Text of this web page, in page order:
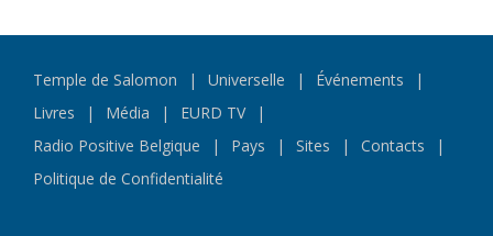
Temple de Salomon Universelle
Événements
Livres
Média
EURD TV
Radio Positive Belgique
Pays Sites
Contacts
Politique de Confidentialité